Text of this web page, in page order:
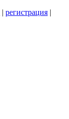
| регистрация |